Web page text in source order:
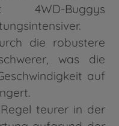
4WD-Buggys
die robustere
was die
auf
teurer in der